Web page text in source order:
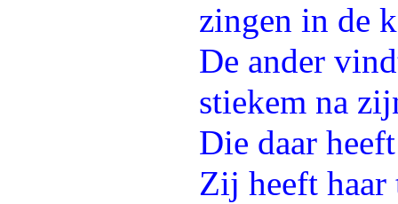
zingen in de
De ander
stiekem na
Die daar
Zij heeft haar